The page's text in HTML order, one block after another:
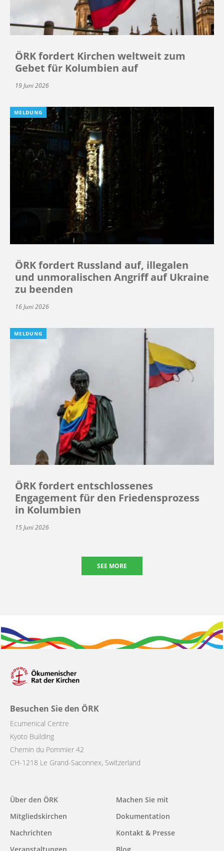
ÖRK fordert Kirchen weltweit zum
Gebet für Kolumbien auf
19 Juni 2026
MELDUNG
ÖRK fordert Russland auf, illegalen
und unmoralischen Angriff auf Ukraine
zu beenden
16 Juni 2026
MELDUNG
ÖRK fordert entschlossenes
Engagement für den Friedensprozess
in Kolumbien
15 Juni 2026
SEE MORE
Besuchen Sie den ÖRK
Ecumenical Centre
Kyoto Building
Chemin du Pommier 42
CH-1218 Le Grand-Saconnex, Switzerland
Main
navigation
Über den ÖRK
Mitgliedskirchen
Nachrichten
Machen Sie mit
Dokumentation
Kontakt & Presse